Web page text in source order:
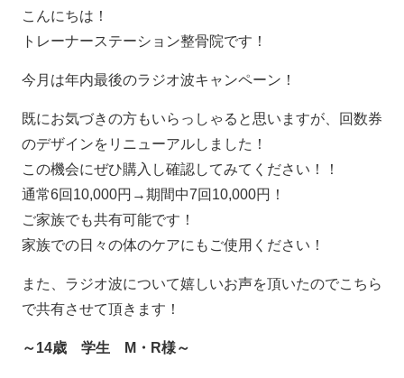
こんにちは！
トレーナーステーション整骨院です！
今月は年内最後のラジオ波キャンペーン！
既にお気づきの方もいらっしゃると思いますが、回数券
のデザインをリニューアルしました！
この機会にぜひ購入し確認してみてください！！
通常6回10,000円→期間中7回10,000円！
ご家族でも共有可能です！
家族での日々の体のケアにもご使用ください！
また、ラジオ波について嬉しいお声を頂いたのでこちら
で共有させて頂きます！
～14歳 学生 M・R様～